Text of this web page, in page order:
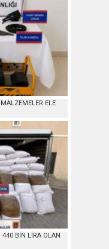
ELE
440 BİN LİRA OLAN